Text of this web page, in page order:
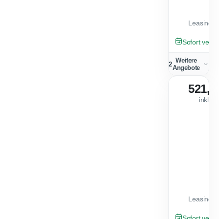
GEBRAUCHT
Sofort
2 Weitere
Angebote
GEBRAUCHT
inkl.